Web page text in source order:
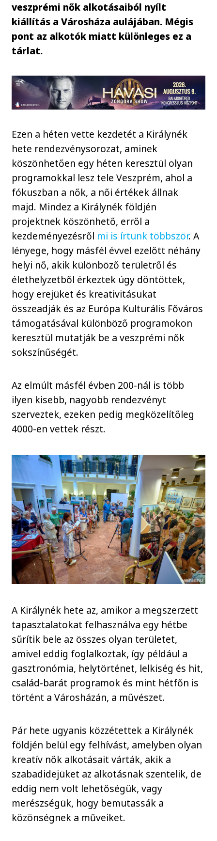
veszprémi nők alkotásaiból nyílt
kiállítás a Városháza aulájában. Mégis
pont az alkotók miatt különleges ez a
tárlat.
Ezen a héten vette kezdetét a Királynék
hete rendezvénysorozat, aminek
köszönhetően egy héten keresztül olyan
programokkal lesz tele Veszprém, ahol a
fókuszban a nők, a női értékek állnak
majd. Mindez a Királynék földjén
projektnek köszönhető, erről a
kezdeményezésről mi is írtunk többször. A
lényege, hogy másfél évvel ezelőtt néhány
helyi nő, akik különböző területről és
élethelyzetből érkeztek úgy döntöttek,
hogy erejüket és kreativitásukat
összeadják és az Európa Kulturális Főváros
támogatásával különböző programokon
keresztül mutatják be a veszprémi nők
sokszínűségét.
Az elmúlt másfél évben 200-nál is több
ilyen kisebb, nagyobb rendezvényt
szerveztek, ezeken pedig megközelítőleg
4000-en vettek részt.
A Királynék hete az, amikor a megszerzett
tapasztalatokat felhasználva egy hétbe
sűrítik bele az összes olyan területet,
amivel eddig foglalkoztak, így például a
gasztronómia, helytörténet, lelkiség és hit,
család-barát programok és mint hétfőn is
történt a Városházán, a művészet.
Pár hete ugyanis közzétettek a Királynék
földjén belül egy felhívást, amelyben olyan
kreatív nők alkotásait várták, akik a
szabadidejüket az alkotásnak szentelik, de
eddig nem volt lehetőségük, vagy
merészségük, hogy bemutassák a
közönségnek a műveiket.